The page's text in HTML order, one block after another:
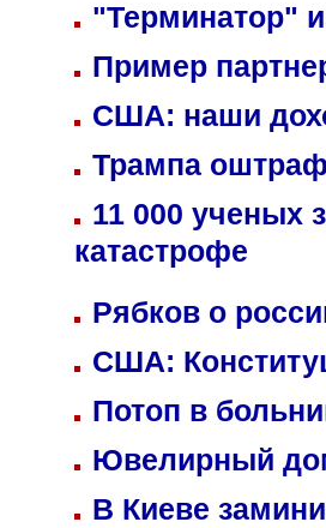
"Терминатор"
Пример
США: наши
Трампа
11 000 ученых
катастрофе
Рябков о
США:
Потоп в
Ювелирный
В Киеве